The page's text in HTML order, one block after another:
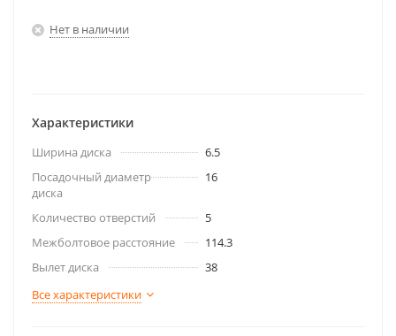
Нет в наличии
Характеристики
Ширина диска
6.5
Посадочный диаметр
диска
16
Количество отверстий
5
Межболтовое расстояние
114.3
Вылет диска
38
Все характеристики